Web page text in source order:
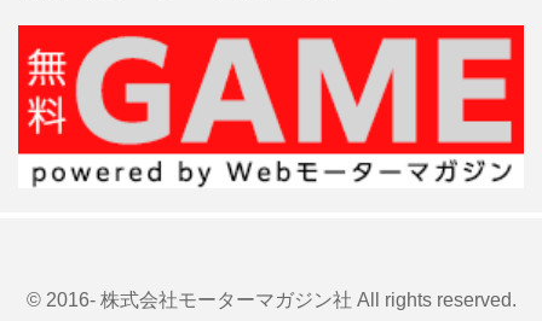
© 2016- 株式会社モーターマガジン社 All rights reserved.